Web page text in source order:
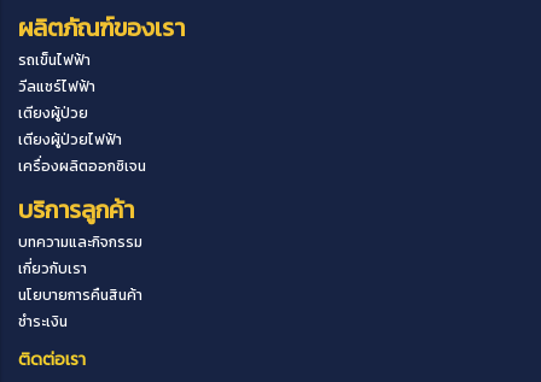
ผลิตภัณฑ์ของเรา
รถเข็นไฟฟ้า
วีลแชร์ไฟฟ้า
เตียงผู้ป่วย
เตียงผู้ป่วยไฟฟ้า
เครื่องผลิตออกซิเจน
บริการลูกค้า
บทความและกิจกรรม
เกี่ยวกับเรา
นโยบายการคืนสินค้า
ชำระเงิน
ติดต่อเรา